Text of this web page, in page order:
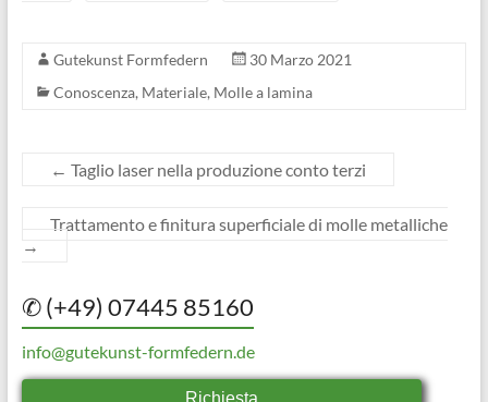
Gutekunst Formfedern
30 Marzo 2021
Conoscenza, Materiale, Molle a lamina
← Taglio laser nella produzione conto terzi
Trattamento e finitura superficiale di molle metalliche
→
✆ (+49) 07445 85160
info@gutekunst-formfedern.de